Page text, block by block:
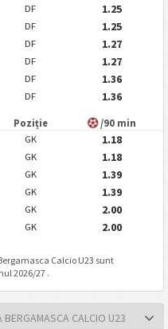
DF
1.25
DF
1.25
DF
1.27
DF
1.27
DF
1.36
DF 1.36
Poziție /90 min
GK
1.18
GK
1.18
GK
1.39
GK
1.39
GK
2.00
GK 2.00
Calcio U23 sunt
2026/27 .
BERGAMASCA CALCIO U23